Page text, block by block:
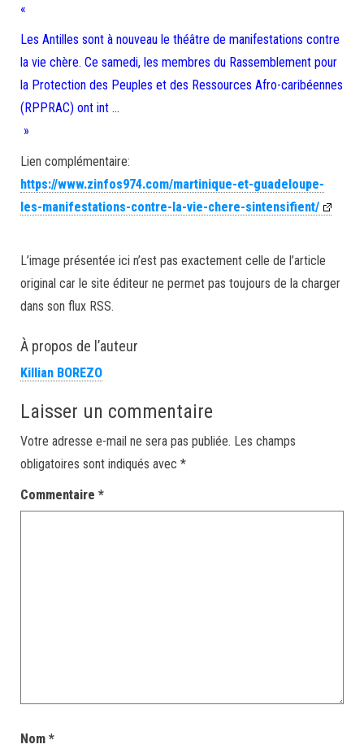
«
Les Antilles sont à nouveau le théâtre de manifestations contre
la vie chère. Ce samedi, les membres du Rassemblement pour
la Protection des Peuples et des Ressources Afro-caribéennes
(RPPRAC) ont int …
»
Lien complémentaire:
https://www.zinfos974.com/martinique-et-guadeloupe-
les-manifestations-contre-la-vie-chere-sintensifient/
L’image présentée ici n’est pas exactement celle de l’article
original car le site éditeur ne permet pas toujours de la charger
dans son flux RSS.
À propos de l’auteur
Killian BOREZO
Laisser un commentaire
Votre adresse e-mail ne sera pas publiée. Les champs
obligatoires sont indiqués avec *
Commentaire *
Nom *